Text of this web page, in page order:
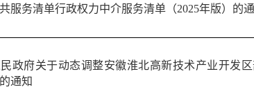
服务清单行政权力中介服务清单（2025年版）的
政府关于动态调整安徽淮北高新技术产业开发
通知